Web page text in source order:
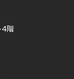
4階